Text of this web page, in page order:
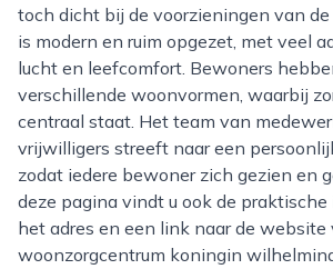
toch dicht bij de voorzieningen van
is modern en ruim opgezet, met veel
lucht en leefcomfort. Bewoners
verschillende woonvormen, waarbij
centraal staat. Het team van
vrijwilligers streeft naar een
zodat iedere bewoner zich gezien en
deze pagina vindt u ook de
het adres en een link naar de website
woonzorgcentrum koningin